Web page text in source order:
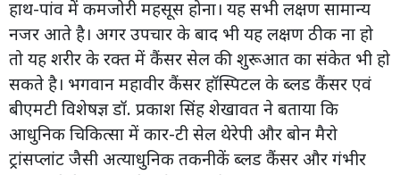
हाथ-पांव में कमजोरी महसूस होना। यह सभी लक्षण सामान्य
नजर आते है। अगर उपचार के बाद भी यह लक्षण ठीक ना हो
तो यह शरीर के रक्त में कैंसर सेल की शुरूआत का संकेत भी हो
सकते है। भगवान महावीर कैंसर हॉस्पिटल के ब्लड कैंसर एवं
बीएमटी विशेषज्ञ डॉ. प्रकाश सिंह शेखावत ने बताया कि
आधुनिक चिकित्सा में कार-टी सेल थेरेपी और बोन मैरो
ट्रांसप्लांट जैसी अत्याधुनिक तकनीकें ब्लड कैंसर और गंभीर